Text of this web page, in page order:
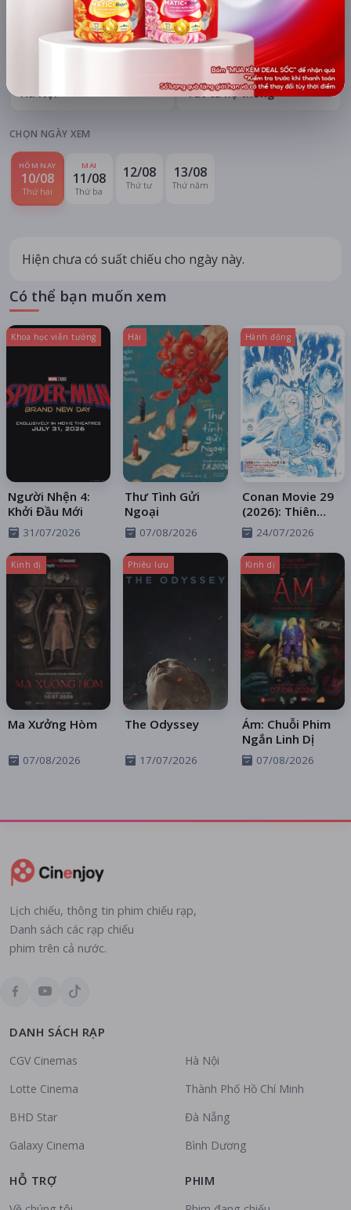
LỊCH CHIẾU BÌNH LUẬN ĐÁNH GIÁ TIN TỨC
HỆ THỐNG RẠP
Tất cả hệ thống
CHỌN NGÀY XEM
HÔM NAY
10/08
Thứ hai
MAI
11/08
Thứ ba
12/08
Thứ tư
13/08
Thứ năm
Hiện chưa có suất chiếu cho ngày này.
Có thể bạn muốn xem
Khoa học viễn tưởng
Người Nhện 4:
Khởi Đầu Mới
31/07/2026
Hài
Thư Tình Gửi
Ngoại
07/08/2026
Hành động
Conan Movie 29
(2026): Thiên
Thần Sa Ngã
Trên Xa Lộ
24/07/2026
Kinh dị
Ma Xưởng Hòm
07/08/2026
Phiêu lưu
The Odyssey
17/07/2026
Kinh dị
Ám: Chuỗi Phim
Ngắn Linh Dị
07/08/2026
Lịch chiếu, thông tin phim chiếu rạp,
Danh sách các rạp chiếu
phim trên cả nước.
DANH SÁCH RẠP
CGV Cinemas
Lotte Cinema
BHD Star
Galaxy Cinema
Hà Nội
Thành Phố Hồ Chí Minh
Đà Nẵng
Bình Dương
HỖ TRỢ PHIM